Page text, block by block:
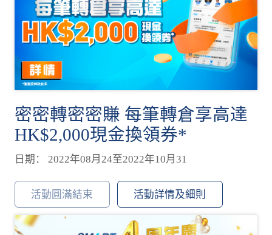
密密轉密密賺 每筆轉倉享高達
HK$2,000現金換領券*
日期： 2022年08月24至2022年10月31
活動圓滿結束 活動詳情及細則